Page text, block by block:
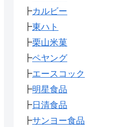
┣カルビー
┣東ハト
┣栗山米菓
┣ペヤング
┣エースコック
┣明星食品
┣日清食品
┣サンヨー食品